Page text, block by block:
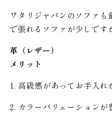
ワタリジャパンのソファも
で張れるソファが少しです
革（レザー）
メリット
1. 高級感があってお手入れ
2. カラーバリェーションが